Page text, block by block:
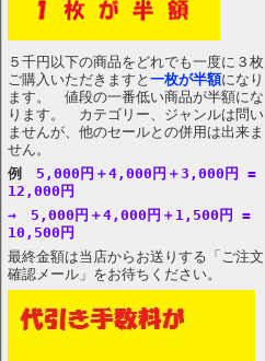
５千円以下の商品をどれでも一度に３枚
ご購入いただきますと 一枚が半額になり
ます。 値段の一番低い商品が半額にな
ります。 カテゴリー、ジャンルは問い
ませんが、他のセールとの併用は出来ま
せん。
例
5,000円＋4,000円＋3,000円 =
12,000円
→ 5,000円＋4,000円＋1,500円 =
10,500円
最終金額は当店からお送りする「ご注文
確認メール」をお待ちください。